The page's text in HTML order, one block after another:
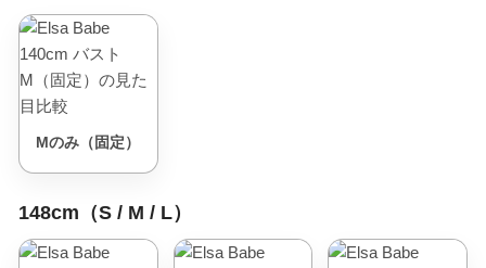
Mのみ（固定）
148cm（S / M / L）